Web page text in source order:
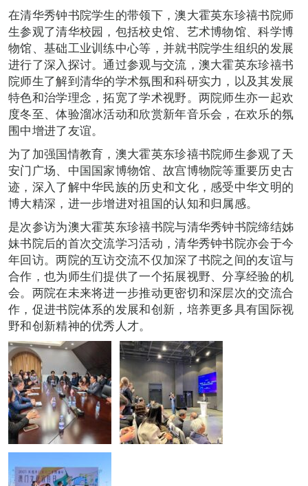
在清华秀钟书院学生的带领下，澳大霍英东珍禧书院师
生参观了清华校园，包括校史馆、艺术博物馆、科学博
物馆、基础工业训练中心等，并就书院学生组织的发展
进行了深入探讨。通过参观与交流，澳大霍英东珍禧书
院师生了解到清华的学术氛围和科研实力，以及其发展
特色和治学理念，拓宽了学术视野。两院师生亦一起欢
度冬至、体验溜冰活动和欣赏新年音乐会，在欢乐的氛
围中增进了友谊。
为了加强国情教育，澳大霍英东珍禧书院师生参观了天
安门广场、中国国家博物馆、故宫博物院等重要历史古
迹，深入了解中华民族的历史和文化，感受中华文明的
博大精深，进一步增进对祖国的认知和归属感。
是次参访为澳大霍英东珍禧书院与清华秀钟书院缔结姊
妹书院后的首次交流学习活动，清华秀钟书院亦会于今
年回访。两院的互访交流不仅加深了书院之间的友谊与
合作，也为师生们提供了一个拓展视野、分享经验的机
会。两院在未来将进一步推动更密切和深层次的交流合
作，促进书院体系的发展和创新，培养更多具有国际视
野和创新精神的优秀人才。